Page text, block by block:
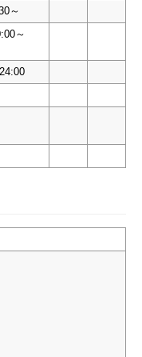
～
～